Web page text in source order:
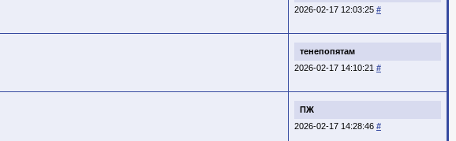
2026-02-17 12:03:25 #
тенепопятам
2026-02-17 14:10:21 #
ПЖ
2026-02-17 14:28:46 #